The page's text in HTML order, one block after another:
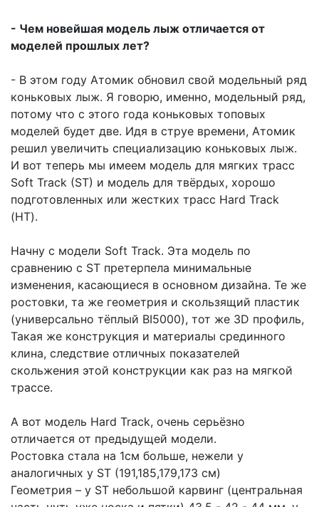
- Чем новейшая модель лыж отличается от
моделей прошлых лет?
- В этом году Атомик обновил свой модельный ряд
коньковых лыж. Я говорю, именно, модельный ряд,
потому что с этого года коньковых топовых
моделей будет две. Идя в струе времени, Атомик
решил увеличить специализацию коньковых лыж.
И вот теперь мы имеем модель для мягких трасс
Soft Track (ST) и модель для твёрдых, хорошо
подготовленных или жестких трасс Нard Track
(НТ).
Начну с модели Soft Track. Эта модель по
сравнению с ST претерпела минимальные
изменения, касающиеся в основном дизайна. Те же
ростовки, та же геометрия и скользящий пластик
(универсально тёплый BI5000), тот же 3D профиль,
Такая же конструкция и материалы срединного
клина, следствие отличных показателей
скольжения этой конструкции как раз на мягкой
трассе.
А вот модель Нard Track, очень серьёзно
отличается от предыдущей модели.
Ростовка стала на 1см больше, нежели у
аналогичных у ST (191,185,179,173 см)
Геометрия – у ST небольшой карвинг (центральная